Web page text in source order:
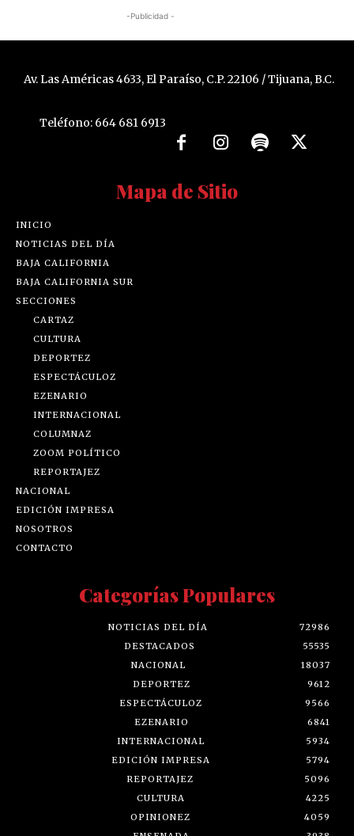
-Publicidad -
Av. Las Américas 4633, El Paraíso, C.P. 22106 / Tijuana, B.C.
Teléfono: 664 681 6913
Mapa de Sitio
INICIO
NOTICIAS DEL DÍA
BAJA CALIFORNIA
BAJA CALIFORNIA SUR
SECCIONES
CARTAZ
CULTURA
DEPORTEZ
ESPECTÁCULOZ
EZENARIO
INTERNACIONAL
COLUMNAZ
ZOOM POLÍTICO
REPORTAJEZ
NACIONAL
EDICIÓN IMPRESA
NOSOTROS
CONTACTO
Categorías Populares
NOTICIAS DEL DÍA
72986
DESTACADOS
55535
NACIONAL
18037
DEPORTEZ
9612
ESPECTÁCULOZ
9566
EZENARIO
6841
INTERNACIONAL
5934
EDICIÓN IMPRESA
5794
REPORTAJEZ
5096
CULTURA
4225
OPINIONEZ
4059